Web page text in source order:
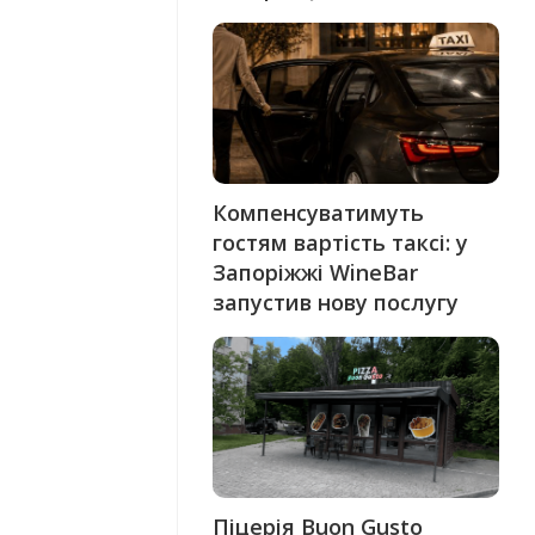
Компенсуватимуть
гостям вартість таксі: у
Запоріжжі WineBar
запустив нову послугу
Піцерія Buon Gusto